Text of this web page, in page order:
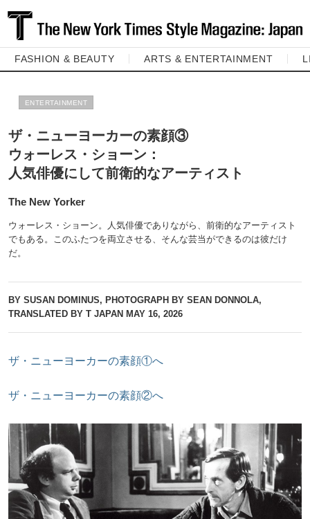
FASHION & BEAUTY ARTS & ENTERTAINMENT
ENTERTAINMENT
ザ・ニューヨーカーの素顔③
ウォーレス・ショーン：
人気俳優にして前衛的なアーティスト
The New Yorker
ウォーレス・ショーン。人気俳優でありながら、前衛的なアーティスト
でもある。このふたつを両立させる、そんな芸当ができるのは彼だけ
だ。
BY SUSAN DOMINUS, PHOTOGRAPH BY SEAN DONNOLA,
TRANSLATED BY T JAPAN MAY 16, 2026
ザ・ニューヨーカーの素顔①へ
ザ・ニューヨーカーの素顔②へ